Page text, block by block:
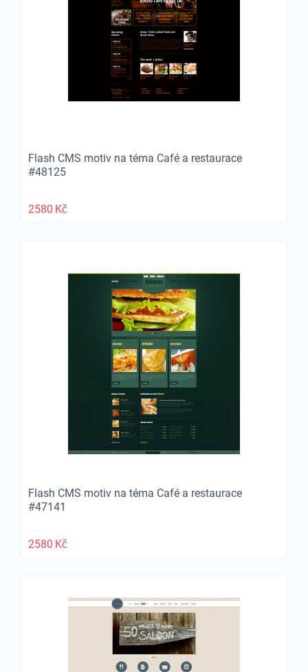
Flash CMS motiv na téma Café a restaurace
#48125
2580 Kč
Flash CMS motiv na téma Café a restaurace
#47141
2580 Kč